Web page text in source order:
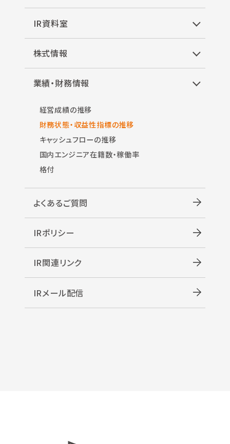
IR資料室
株式情報
業績・財務情報
経営成績の推移
財務状態・収益性指標の推移
キャッシュフローの推移
国内エンジニア在籍数・稼働率
格付
よくあるご質問
IRポリシー
IR関連リンク
IRメール配信